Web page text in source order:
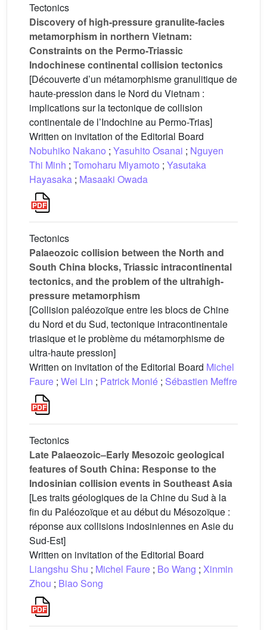
Tectonics
Discovery of high-pressure granulite-facies
metamorphism in northern Vietnam:
Constraints on the Permo-Triassic
Indochinese continental collision tectonics
[Découverte d’un métamorphisme granulitique de
haute-pression dans le Nord du Vietnam :
implications sur la tectonique de collision
continentale de l’Indochine au Permo-Trias]
Written on invitation of the Editorial Board
Nobuhiko Nakano ; Yasuhito Osanai ; Nguyen
Thi Minh ; Tomoharu Miyamoto ; Yasutaka
Hayasaka ; Masaaki Owada
Tectonics
Palaeozoic collision between the North and
South China blocks, Triassic intracontinental
tectonics, and the problem of the ultrahigh-
pressure metamorphism
[Collision paléozoïque entre les blocs de Chine
du Nord et du Sud, tectonique intracontinentale
triasique et le problème du métamorphisme de
ultra-haute pression]
Written on invitation of the Editorial Board Michel
Faure ; Wei Lin ; Patrick Monié ; Sébastien Meffre
Tectonics
Late Palaeozoic–Early Mesozoic geological
features of South China: Response to the
Indosinian collision events in Southeast Asia
[Les traits géologiques de la Chine du Sud à la
fin du Paléozoïque et au début du Mésozoïque :
réponse aux collisions indosiniennes en Asie du
Sud-Est]
Written on invitation of the Editorial Board
Liangshu Shu ; Michel Faure ; Bo Wang ; Xinmin
Zhou ; Biao Song